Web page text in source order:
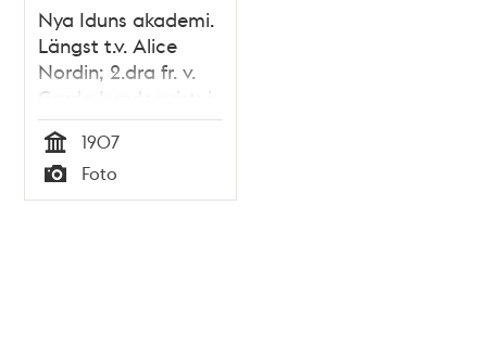
Nya Iduns akademi.
Längst t.v. Alice
Nordin; 2.dra fr. v.
Gerda Lundequist; i
mitten Agda
Montelius; stående
t.h. Karolina
Widerström
Tid
1907
Typ
Foto